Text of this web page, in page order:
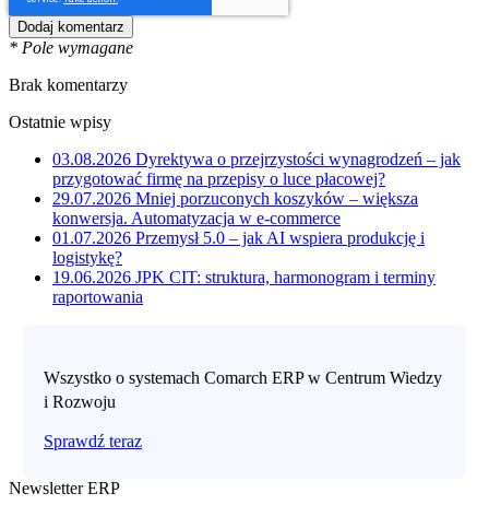
* Pole wymagane
Brak komentarzy
Ostatnie wpisy
03.08.2026 Dyrektywa o przejrzystości wynagrodzeń – jak
przygotować firmę na przepisy o luce płacowej?
29.07.2026 Mniej porzuconych koszyków – większa
konwersja. Automatyzacja w e-commerce
01.07.2026 Przemysł 5.0 – jak AI wspiera produkcję i
logistykę?
19.06.2026 JPK CIT: struktura, harmonogram i terminy
raportowania
Wszystko o systemach Comarch ERP w Centrum Wiedzy
i Rozwoju
Sprawdź teraz
Newsletter ERP